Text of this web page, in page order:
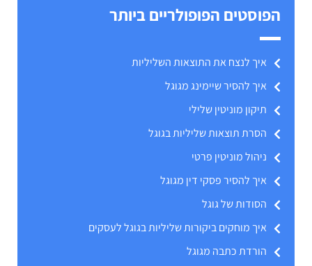
הפוסטים הפופולריים ביותר
איך לנצח את התוצאות השליליות
איך להסיר שיימינג מגוגל
תיקון מוניטין שלילי
הסרת תוצאות שליליות בגוגל
ניהול מוניטין פרטי
איך להסיר פסקי דין מגוגל
הסודות של גוגל
איך מוחקים ביקורות שליליות בגוגל לעסקים
הורדת כתבה מגוגל